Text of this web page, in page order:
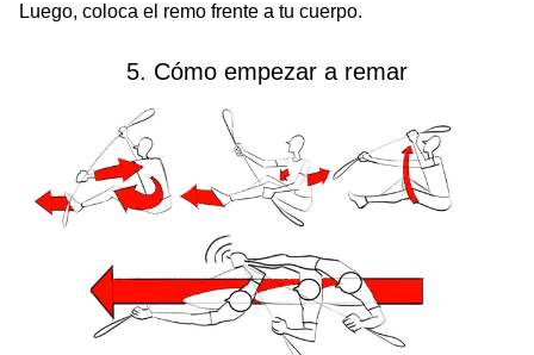
Luego, coloca el remo frente a tu cuerpo.
5. Cómo empezar a remar